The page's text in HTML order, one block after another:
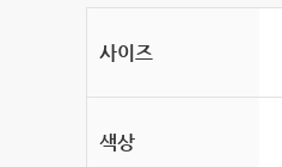
사이즈
색상